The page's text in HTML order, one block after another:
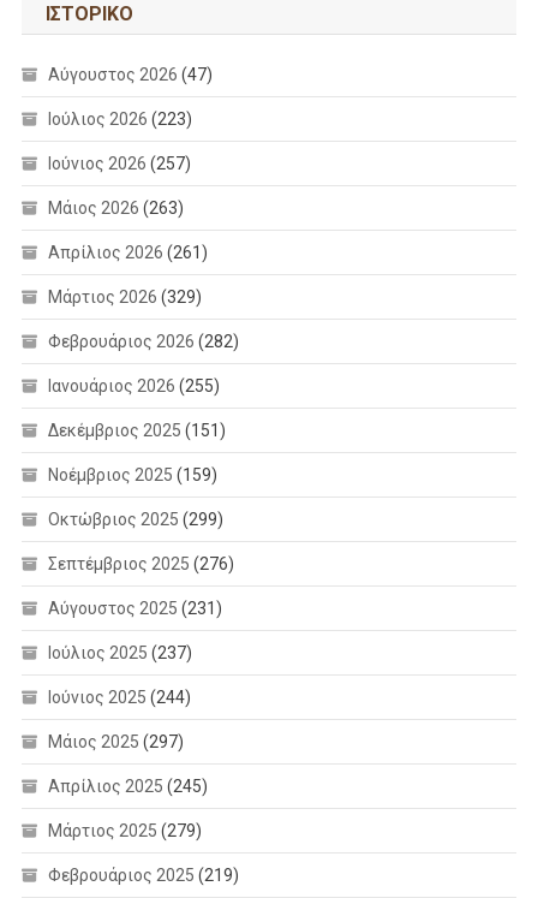
ΙΣΤΟΡΙΚΌ
Αύγουστος 2026 (47)
Ιούλιος 2026 (223)
Ιούνιος 2026 (257)
Μάιος 2026 (263)
Απρίλιος 2026 (261)
Μάρτιος 2026 (329)
Φεβρουάριος 2026 (282)
Ιανουάριος 2026 (255)
Δεκέμβριος 2025 (151)
Νοέμβριος 2025 (159)
Οκτώβριος 2025 (299)
Σεπτέμβριος 2025 (276)
Αύγουστος 2025 (231)
Ιούλιος 2025 (237)
Ιούνιος 2025 (244)
Μάιος 2025 (297)
Απρίλιος 2025 (245)
Μάρτιος 2025 (279)
Φεβρουάριος 2025 (219)